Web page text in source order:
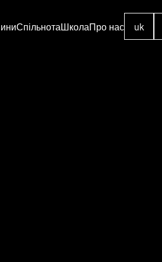
СпільнотаШколаПро нас uk